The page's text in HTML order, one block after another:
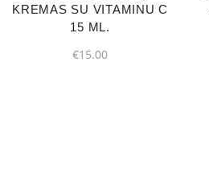
KREMAS SU VITAMINU C
15 ML.
€15.00